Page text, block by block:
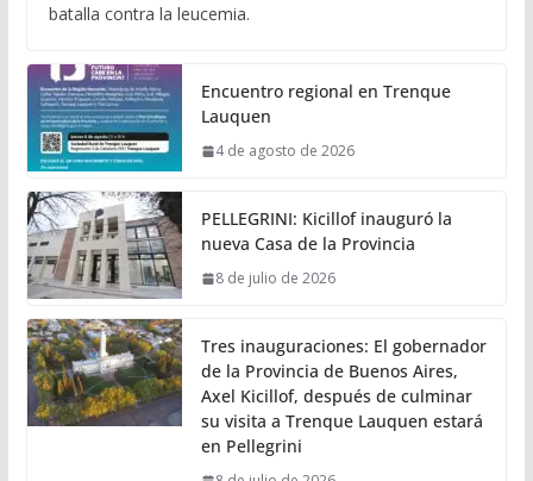
batalla contra la leucemia.
Encuentro regional en Trenque
Lauquen
4 de agosto de 2026
PELLEGRINI: Kicillof inauguró la
nueva Casa de la Provincia
8 de julio de 2026
Tres inauguraciones: El gobernador
de la Provincia de Buenos Aires,
Axel Kicillof, después de culminar
su visita a Trenque Lauquen estará
en Pellegrini